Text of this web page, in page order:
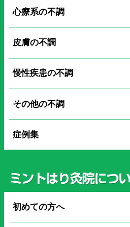
心療系の不調
皮膚の不調
慢性疾患の不調
その他の不調
症例集
初めての方へ